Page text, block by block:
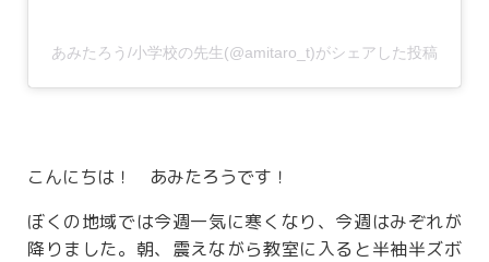
あみたろう/小学校の先生(@amitaro_t)がシェアした投稿
こんにちは！ あみたろうです！
ぼくの地域では今週一気に寒くなり、今週はみぞれが
降りました。朝、震えながら教室に入ると半袖半ズボ